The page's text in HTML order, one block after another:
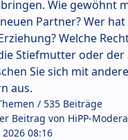
Wie gewöhnt
Partner? Wer hat
Welche
Stiefmutter oder der
Sie sich mit
aus.
/ 535 Beiträge
Beitrag von HiPP-
2026 08:16